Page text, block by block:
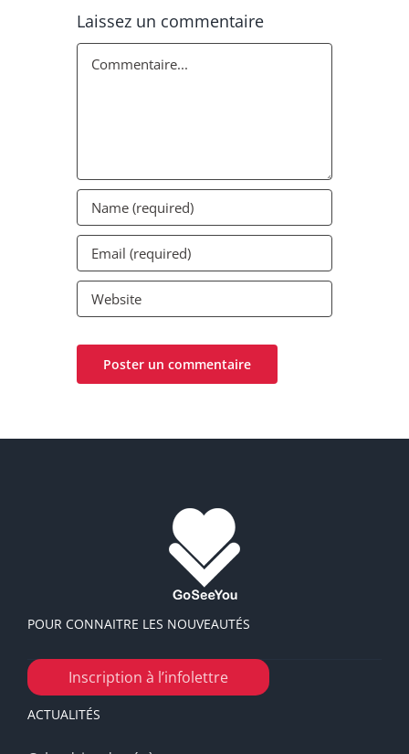
Laissez un commentaire
Commentaire
POUR CONNAITRE LES NOUVEAUTÉS
Inscription à l’infolettre
ACTUALITÉS